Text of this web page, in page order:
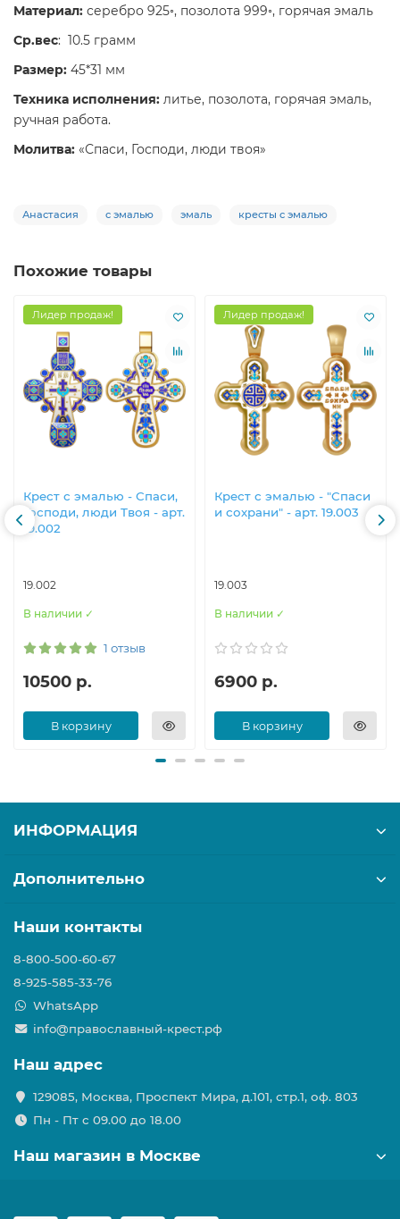
Материал: серебро 925◦, позолота 999◦, горячая эмаль
Ср.вес: 10.5 грамм
Размер: 45*31 мм
Техника исполнения: литье, позолота, горячая эмаль,
ручная работа.
Молитва: «Спаси, Господи, люди твоя»
Анастасия с эмалью эмаль кресты с эмалью
Похожие товары
Лидер продаж!
Крест с эмалью - Спаси,
Господи, люди Твоя - арт.
19.002
19.002
В наличии ✓
1 отзыв
10500 р.
В корзину
Лидер продаж!
Крест с эмалью - "Спаси
и сохрани" - арт. 19.003
19.003
В наличии ✓
6900 р.
В корзину
ИНФОРМАЦИЯ
Дополнительно
Наши контакты
8-800-500-60-67
8-925-585-33-76
WhatsApp
info@православный-крест.рф
Наш адрес
129085, Москва, Проспект Мира, д.101, стр.1, оф. 803
Пн - Пт с 09.00 до 18.00
Наш магазин в Москве